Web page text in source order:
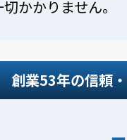
かかりません。
創業53年の信頼